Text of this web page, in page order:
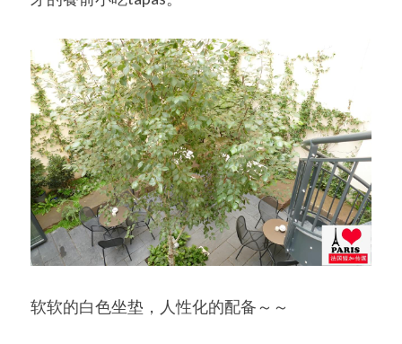
软软的白色坐垫，人性化的配备～～